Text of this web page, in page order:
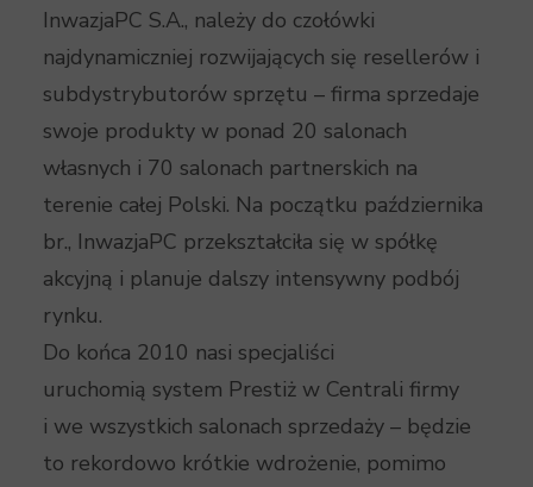
InwazjaPC S.A., należy do czołówki
najdynamiczniej rozwijających się resellerów i
subdystrybutorów sprzętu – firma sprzedaje
swoje produkty w ponad 20 salonach
własnych i 70 salonach partnerskich na
terenie całej Polski. Na początku października
br., InwazjaPC przekształciła się w spółkę
akcyjną i planuje dalszy intensywny podbój
rynku.
Do końca 2010 nasi specjaliści
uruchomią system Prestiż w Centrali firmy
i we wszystkich salonach sprzedaży – będzie
to rekordowo krótkie wdrożenie, pomimo